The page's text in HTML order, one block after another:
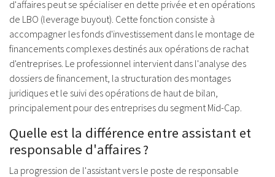
d'affaires peut se spécialiser en dette privée et en opérations
de LBO (leverage buyout). Cette fonction consiste à
accompagner les fonds d'investissement dans le montage de
financements complexes destinés aux opérations de rachat
d'entreprises. Le professionnel intervient dans l'analyse des
dossiers de financement, la structuration des montages
juridiques et le suivi des opérations de haut de bilan,
principalement pour des entreprises du segment Mid-Cap.
Quelle est la différence entre assistant et
responsable d'affaires ?
La progression de l'assistant vers le poste de responsable